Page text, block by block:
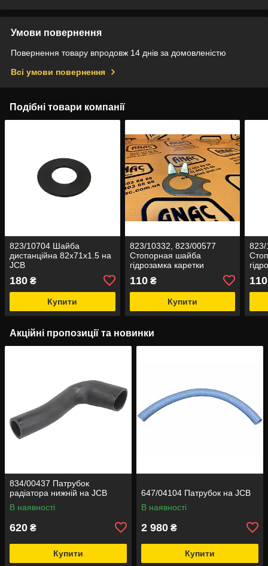
Умови повернення
Повернення товару впродовж 14 днів за домовленістю
Всі умови повернення
Подібні товари компанії
823/10704 Шайба
дистанційна 82x71x1.5 на
JCB
180 ₴
Купити
823/10332, 823/00577
Стопорная шайба
гідрозамка каретки
(права) на JCB 3CX, 4CX
110₴
Купити
110
Акційні пропозиції та новинки
834/00437 Патрубок
радіатора нижній на JCB
В наявності
620 ₴
Купити
647/04104 Патрубок на JCB
В наявності
2 980 ₴
Купити